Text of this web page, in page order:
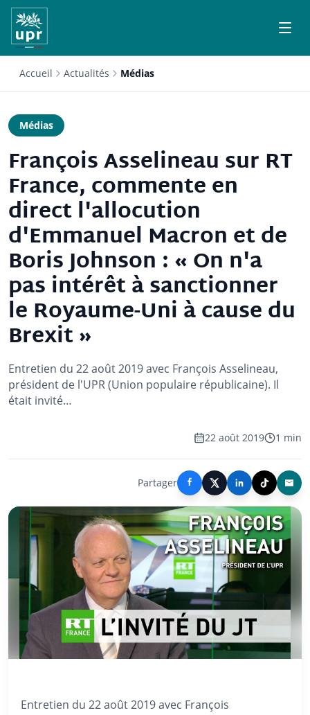
Accueil Actualités Médias
Médias
François Asselineau sur RT
France, commente en
direct l'allocution
d'Emmanuel Macron et de
Boris Johnson : « On n'a
pas intérêt à sanctionner
le Royaume-Uni à cause du
Brexit »
Entretien du 22 août 2019 avec François Asselineau,
président de l'UPR (Union populaire républicaine). Il
était invité…
22 août 2019 1 min
Partager
Entretien du 22 août 2019 avec François